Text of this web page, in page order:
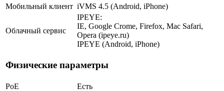
Мобильный клиент iVMS 4.5 (Android, iPhone)
Облачный сервис
IPEYE:
IE, Google Crome, Firefox, Mac Safari,
Opera (ipeye.ru)
IPEYE (Android, iPhone)
Физические параметры
PoE Есть